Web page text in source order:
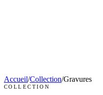
Accueil/Collection/Gravures
COLLECTION